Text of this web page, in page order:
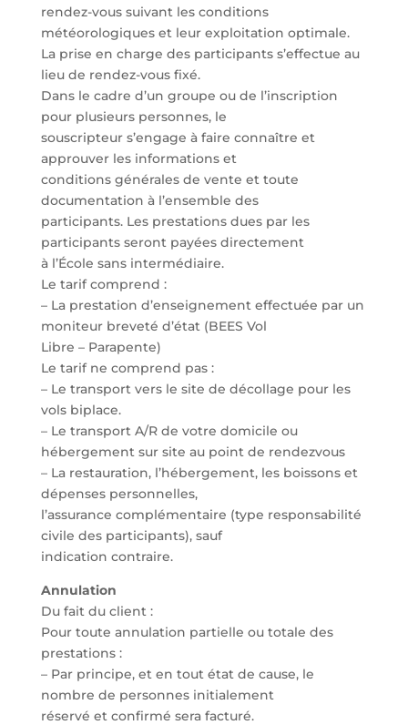
rendez-vous suivant les conditions
météorologiques et leur exploitation optimale.
La prise en charge des participants s’effectue au
lieu de rendez-vous fixé.
Dans le cadre d’un groupe ou de l’inscription
pour plusieurs personnes, le
souscripteur s’engage à faire connaître et
approuver les informations et
conditions générales de vente et toute
documentation à l’ensemble des
participants. Les prestations dues par les
participants seront payées directement
à l’École sans intermédiaire.
Le tarif comprend :
– La prestation d’enseignement effectuée par un
moniteur breveté d’état (BEES Vol
Libre – Parapente)
Le tarif ne comprend pas :
– Le transport vers le site de décollage pour les
vols biplace.
– Le transport A/R de votre domicile ou
hébergement sur site au point de rendezvous
– La restauration, l’hébergement, les boissons et
dépenses personnelles,
l’assurance complémentaire (type responsabilité
civile des participants), sauf
indication contraire.
Annulation
Du fait du client :
Pour toute annulation partielle ou totale des
prestations :
– Par principe, et en tout état de cause, le
nombre de personnes initialement
réservé et confirmé sera facturé.